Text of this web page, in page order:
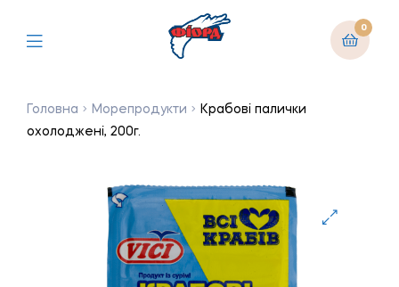
0
Головна Морепродукти
Крабові палички
охолоджені, 200г.